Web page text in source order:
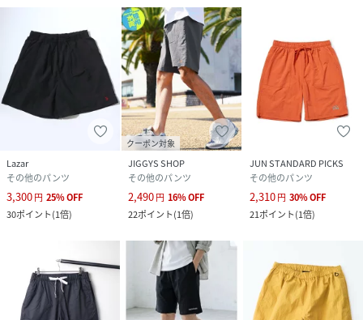
･商品のお気に入り登録
完売カラーの再入荷､セール､ラスト1点通知をお届けします｡
･ブランドのお気に入り登録
新商品や再入荷などお得な情報を受け取ることができます｡
時代と共に変化し続けるファッションのトレンドを切り取
り､プチプライスでクオリティの高いアイテムを展開｡
ベーシックにトレンドを取り入れ､感度の高いネオ･スタンダ
ードスタイルを提案するセレクトショップです｡"
性別タイプ ユニセックス
ナイロン100%
サイズ M、L、LL
Lazar
その他のパンツ
3,300円 25%OFF
30ポイント(1倍)
クーポン対象
JIGGYS SHOP
その他のパンツ
2,490円 16%OFF
22ポイント(1倍)
JUN STANDARD PICKS
その他のパンツ
2,310円 30%OFF
21ポイント(1倍)